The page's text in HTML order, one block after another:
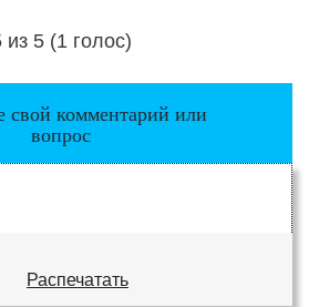
Загрузка...
из 5 (1 голос)
комментарий или
вопрос
Распечатать